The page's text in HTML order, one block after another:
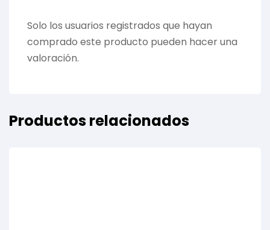
Solo los usuarios registrados que hayan
comprado este producto pueden hacer una
valoración.
Productos relacionados